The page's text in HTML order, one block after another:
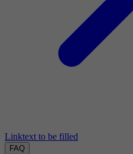
Linktext to be filled
FAQ